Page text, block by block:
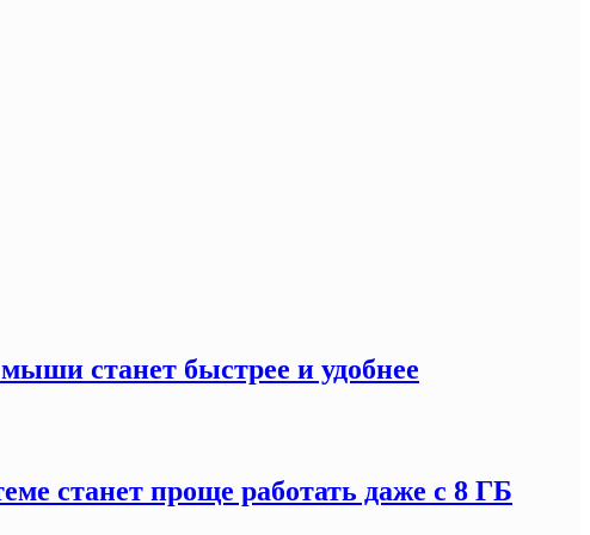
станет быстрее и удобнее
станет проще работать даже с 8 ГБ